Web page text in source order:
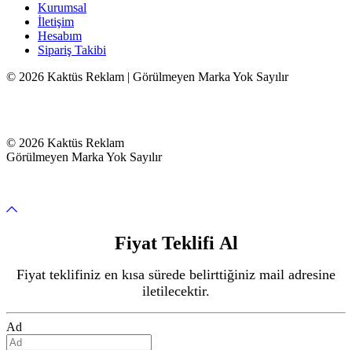
Kurumsal
İletişim
Hesabım
Sipariş Takibi
© 2026 Kaktüs Reklam | Görülmeyen Marka Yok Sayılır
© 2026 Kaktüs Reklam
Görülmeyen Marka Yok Sayılır
Fiyat Teklifi Al
Fiyat teklifiniz en kısa sürede belirttiğiniz mail adresine
iletilecektir.
Ad